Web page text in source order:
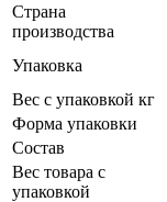
Страна
производства
Упаковка
Вес с упаковкой кг
Форма упаковки
Состав
Вес товара с
упаковкой